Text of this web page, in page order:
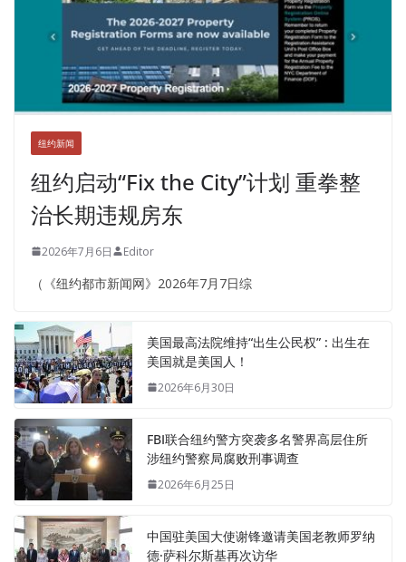
纽约新闻
纽约启动“Fix the City”计划 重拳整
治长期违规房东
2026年7月6日 Editor
（《纽约都市新闻网》2026年7月7日综
美国最高法院维持“出生公民权” : 出生在
美国就是美国人！
2026年6月30日
FBI联合纽约警方突袭多名警界高层住所
涉纽约警察局腐败刑事调查
2026年6月25日
中国驻美国大使谢锋邀请美国老教师罗纳
德·萨科尔斯基再次访华